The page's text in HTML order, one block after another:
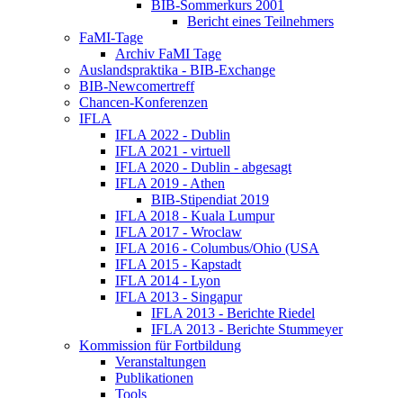
BIB-Sommerkurs 2001
Bericht eines Teilnehmers
FaMI-Tage
Archiv FaMI Tage
Auslandspraktika - BIB-Exchange
BIB-Newcomertreff
Chancen-Konferenzen
IFLA
IFLA 2022 - Dublin
IFLA 2021 - virtuell
IFLA 2020 - Dublin - abgesagt
IFLA 2019 - Athen
BIB-Stipendiat 2019
IFLA 2018 - Kuala Lumpur
IFLA 2017 - Wroclaw
IFLA 2016 - Columbus/Ohio (USA
IFLA 2015 - Kapstadt
IFLA 2014 - Lyon
IFLA 2013 - Singapur
IFLA 2013 - Berichte Riedel
IFLA 2013 - Berichte Stummeyer
Kommission für Fortbildung
Veranstaltungen
Publikationen
Tools